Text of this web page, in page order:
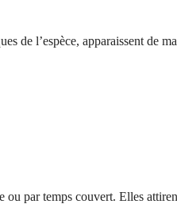
de l’espèce, apparaissent de
par temps couvert. Elles